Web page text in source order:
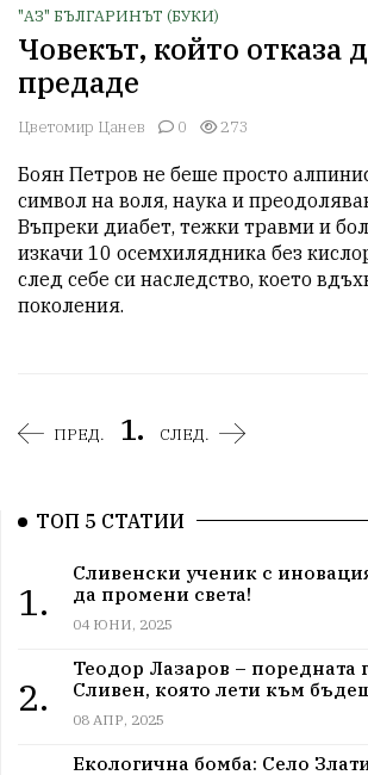
"АЗ" БЪЛГАРИНЪТ (БУКИ)
Човекът, който отказа
предаде
Цветомир Цанев 0 273
Боян Петров не беше просто
символ на воля, наука и
Въпреки диабет, тежки травми и
изкачи 10 осемхилядника без
след себе си наследство, което
поколения.
ПРЕД. 1. СЛЕД.
ТОП 5 СТАТИИ
1.
Сливенски ученик с
да промени света!
04 ЮНИ, 2025
2.
Теодор Лазаров – поредната
Сливен, която лети към
08 АПР, 2025
Екологична бомба: Село